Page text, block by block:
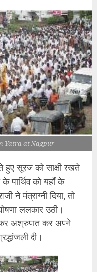
Yatra at Nagpur
हुए सूरज को साक्षी रखते
पार्थिव को यहॉं के
ने मंत्राग्नी दिया, तो
ललकार उठी।
कर अश्रुपात कर अपने
दी।